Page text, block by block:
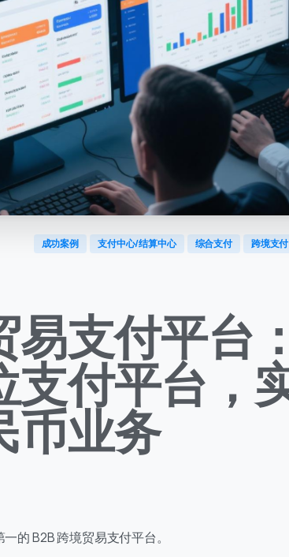
成功案例 支付中心/结算中心 综合支付 跨境支付
易支付平台
支付平台，
币业务
的 B2B 跨境贸易支付平台。